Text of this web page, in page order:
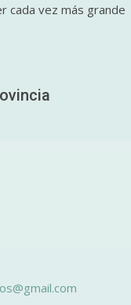
cada vez más grande